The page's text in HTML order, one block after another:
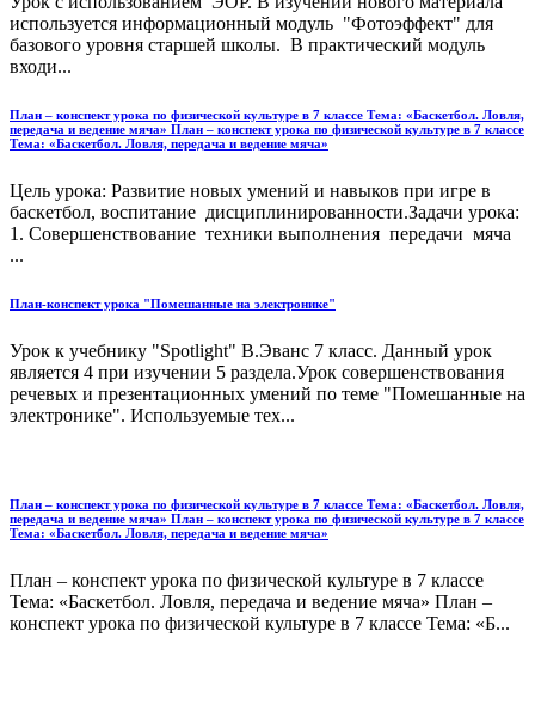
используется информационный модуль "Фотоэффект" для
базового уровня старшей школы. В практический модуль
входи...
План – конспект урока по физической культуре в 7 классе Тема: «Баскетбол. Ловля,
передача и ведение мяча» План – конспект урока по физической культуре в 7 классе
Тема: «Баскетбол. Ловля, передача и ведение мяча»
Цель урока: Развитие новых умений и навыков при игре в
баскетбол, воспитание дисциплинированности.Задачи урока:
1. Совершенствование техники выполнения передачи мяча
...
План-конспект урока "Помешанные на электронике"
Урок к учебнику "Spotlight" В.Эванс 7 класс. Данный урок
является 4 при изучении 5 раздела.Урок совершенствования
речевых и презентационных умений по теме "Помешанные на
электронике". Используемые тех...
План – конспект урока по физической культуре в 7 классе Тема: «Баскетбол. Ловля,
передача и ведение мяча» План – конспект урока по физической культуре в 7 классе
Тема: «Баскетбол. Ловля, передача и ведение мяча»
План – конспект урока по физической культуре в 7 классе
Тема: «Баскетбол. Ловля, передача и ведение мяча» План –
конспект урока по физической культуре в 7 классе Тема: «Б...